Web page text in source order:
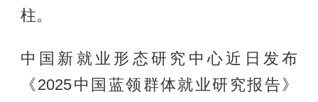
柱。
中国新就业形态研究中心近日发布
《2025中国蓝领群体就业研究报告》